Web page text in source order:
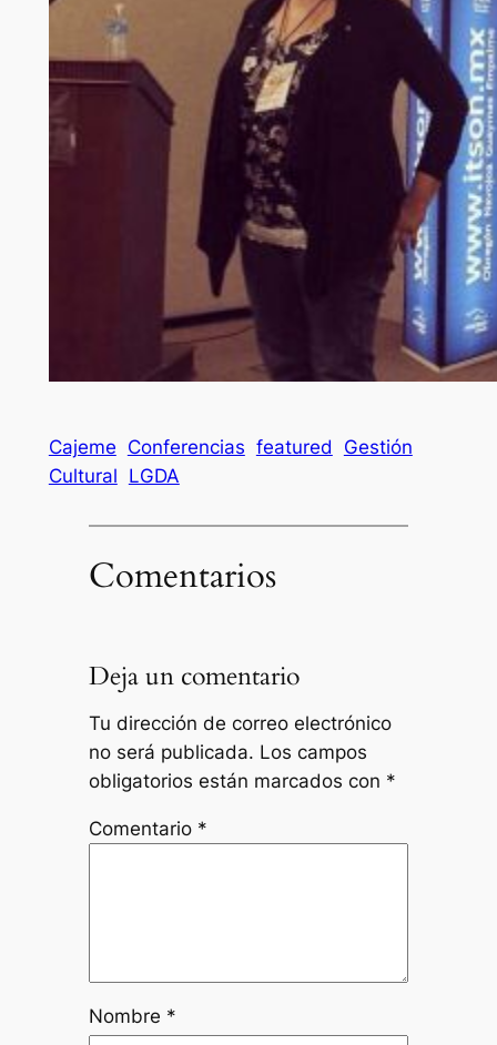
Cajeme Conferencias featured
Gestión
Cultural LGDA
Comentarios
Deja un comentario
Tu dirección de correo electrónico
no será publicada. Los campos
obligatorios están marcados con *
Comentario *
Nombre *